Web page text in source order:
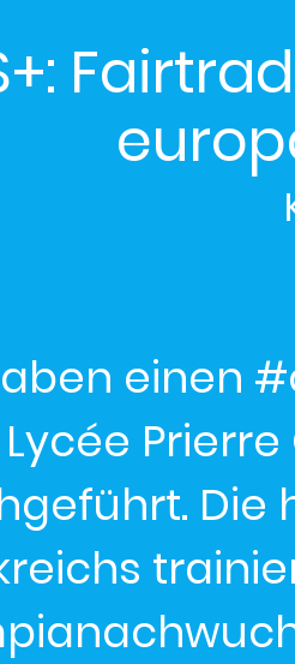
einen
Die